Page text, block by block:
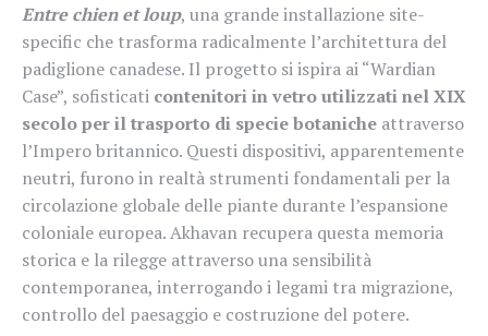
Entre chien et loup, una grande installazione site-
specific che trasforma radicalmente l’architettura del
padiglione canadese. Il progetto si ispira ai “Wardian
Case”, sofisticati contenitori in vetro utilizzati nel XIX
secolo per il trasporto di specie botaniche attraverso
l’Impero britannico. Questi dispositivi, apparentemente
neutri, furono in realtà strumenti fondamentali per la
circolazione globale delle piante durante l’espansione
coloniale europea. Akhavan recupera questa memoria
storica e la rilegge attraverso una sensibilità
contemporanea, interrogando i legami tra migrazione,
controllo del paesaggio e costruzione del potere.